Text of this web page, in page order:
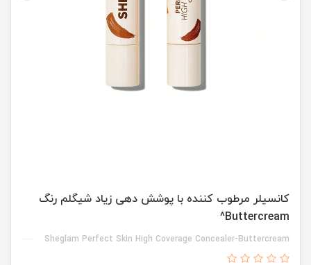
کانسیلر مرطوب کننده با پوشش دهی زیاد شیگلم رنگ
Buttercream^
Sheglam Perfect Skin High Coverage Concealer-Buttercream